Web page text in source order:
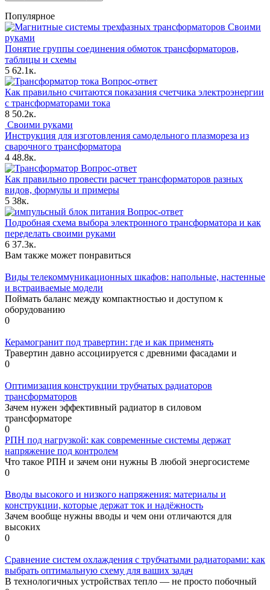
Популярное
Своими
руками
Понятие группы соединения обмоток трансформаторов,
таблицы и схемы
5 62.1к.
Вопрос-ответ
Как правильно считаются показания счетчика электроэнергии
с трансформаторами тока
8 50.2к.
Своими руками
Инструкция для изготовления самодельного плазмореза из
сварочного трансформатора
4 48.8к.
Вопрос-ответ
Как правильно провести расчет трансформаторов разных
видов, формулы и примеры
5 38к.
Вопрос-ответ
Подробная схема выбора электронного трансформатора и как
переделать своими руками
6 37.3к.
Вам также может понравиться
Виды телекоммуникационных шкафов: напольные, настенные
и встраиваемые модели
Поймать баланс между компактностью и доступом к
оборудованию
0
Керамогранит под травертин: где и как применять
Травертин давно ассоциируется с древними фасадами и
0
Оптимизация конструкции трубчатых радиаторов
трансформаторов
Зачем нужен эффективный радиатор в силовом
трансформаторе
0
РПН под нагрузкой: как современные системы держат
напряжение под контролем
Что такое РПН и зачем они нужны В любой энергосистеме
0
Вводы высокого и низкого напряжения: материалы и
конструкции, которые держат ток и надёжность
Зачем вообще нужны вводы и чем они отличаются для
высоких
0
Сравнение систем охлаждения с трубчатыми радиаторами: как
выбрать оптимальную схему для ваших задач
В технологичных устройствах тепло — не просто побочный